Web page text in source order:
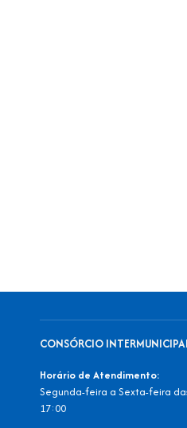
CONSÓRCIO
Horário de Atendimento:
Segunda-feira a Sexta-feira
17:00